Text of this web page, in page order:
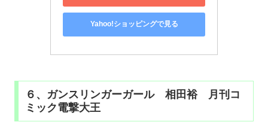
Yahoo!ショッピングで見る
６、ガンスリンガーガール 相田裕 月刊コ
ミック電撃大王